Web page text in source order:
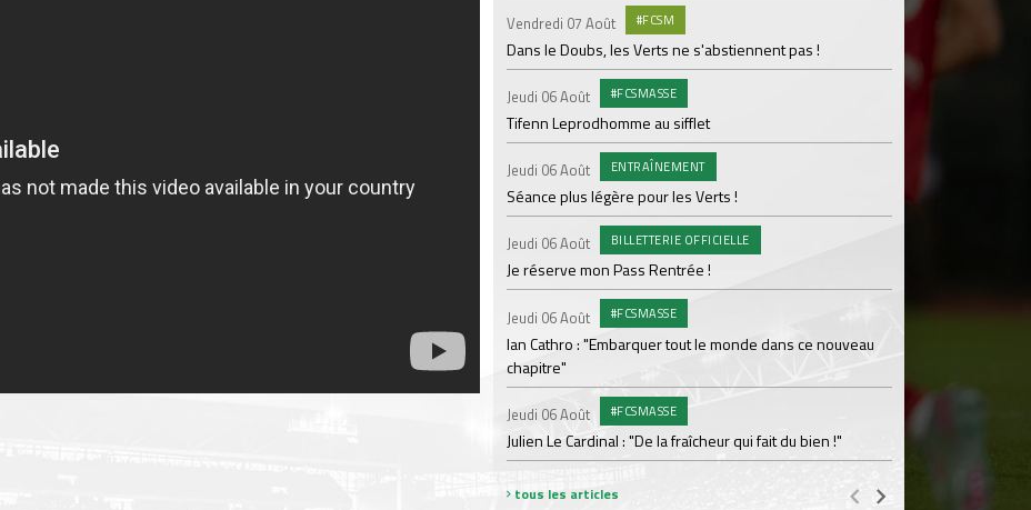
Vendredi 07 Août #FCSM
Dans le Doubs, les Verts ne s'abstiennent pas !
Jeudi 06 Août #FCSMASSE
Tifenn Leprodhomme au sifflet
Jeudi 06 Août ENTRAÎNEMENT
Séance plus légère pour les Verts !
Jeudi 06 Août BILLETTERIE OFFICIELLE
Je réserve mon Pass Rentrée !
Jeudi 06 Août #FCSMASSE
Ian Cathro : "Embarquer tout le monde dans ce nouveau
chapitre"
Jeudi 06 Août #FCSMASSE
Julien Le Cardinal : "De la fraîcheur qui fait du bien !"
Les backstages du
Le dernier match
Dimanche 02 Août
tous les articles